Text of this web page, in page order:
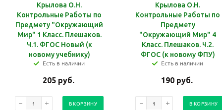
Крылова О.Н.
Контрольные Работы по
Предмету "Окружающий
Мир" 1 Класс. Плешаков.
Ч.1. ФГОС Новый (к
новому учебнику)
Есть в наличии
205руб.
В КОРЗИНУ
Крылова О.Н.
Контрольные Работы по
Предмету
"Окружающий Мир" 4
Класс. Плешаков. Ч.2.
ФГОС (к новому ФПУ)
Есть в наличии
190руб.
В КОРЗИНУ